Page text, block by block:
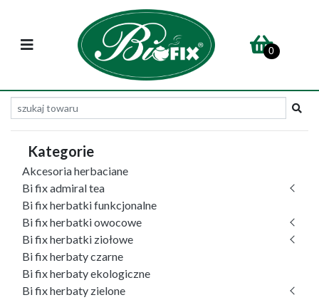
0
Kategorie
Akcesoria herbaciane
Bi fix admiral tea
Bi fix herbatki funkcjonalne
Bi fix herbatki owocowe
Bi fix herbatki ziołowe
Bi fix herbaty czarne
Bi fix herbaty ekologiczne
Bi fix herbaty zielone